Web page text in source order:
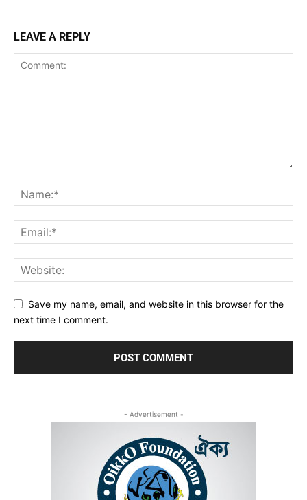
LEAVE A REPLY
Save my name, email, and website in this browser for the
next time I comment.
- Advertisement -